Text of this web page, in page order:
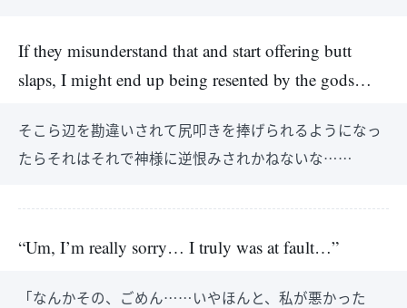
If they misunderstand that and start offering butt
slaps, I might end up being resented by the gods…
そこら辺を勘違いされて尻叩きを捧げられるようになっ
たらそれはそれで神様に逆恨みされかねないな……
“Um, I’m really sorry… I truly was at fault…”
「なんかその、ごめん……いやほんと、私が悪かった